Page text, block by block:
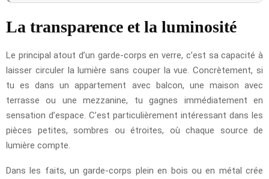
La transparence et la luminosité
Le principal atout d’un garde-corps en verre, c’est sa capacité à
laisser circuler la lumière sans couper la vue. Concrètement, si
tu es dans un appartement avec balcon, une maison avec
terrasse ou une mezzanine, tu gagnes immédiatement en
sensation d’espace. C’est particulièrement intéressant dans les
pièces petites, sombres ou étroites, où chaque source de
lumière compte.
Dans les faits, un garde-corps plein en bois ou en métal crée